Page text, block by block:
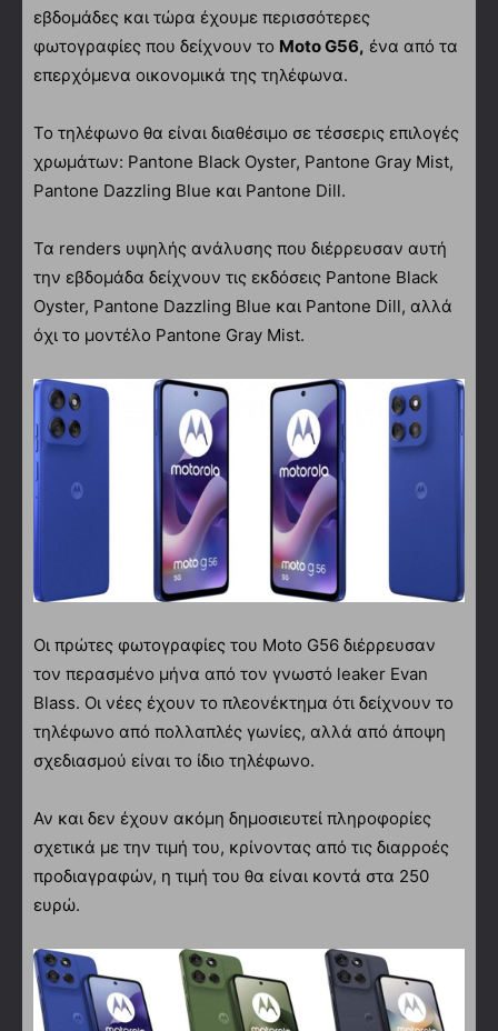
εβδομάδες και τώρα έχουμε περισσότερες
φωτογραφίες που δείχνουν το Moto G56, ένα από τα
επερχόμενα οικονομικά της τηλέφωνα.
Το τηλέφωνο θα είναι διαθέσιμο σε τέσσερις επιλογές
χρωμάτων: Pantone Black Oyster, Pantone Gray Mist,
Pantone Dazzling Blue και Pantone Dill.
Τα renders υψηλής ανάλυσης που διέρρευσαν αυτή
την εβδομάδα δείχνουν τις εκδόσεις Pantone Black
Oyster, Pantone Dazzling Blue και Pantone Dill, αλλά
όχι το μοντέλο Pantone Gray Mist.
Οι πρώτες φωτογραφίες του Moto G56 διέρρευσαν
τον περασμένο μήνα από τον γνωστό leaker Evan
Blass. Οι νέες έχουν το πλεονέκτημα ότι δείχνουν το
τηλέφωνο από πολλαπλές γωνίες, αλλά από άποψη
σχεδιασμού είναι το ίδιο τηλέφωνο.
Αν και δεν έχουν ακόμη δημοσιευτεί πληροφορίες
σχετικά με την τιμή του, κρίνοντας από τις διαρροές
προδιαγραφών, η τιμή του θα είναι κοντά στα 250
ευρώ.